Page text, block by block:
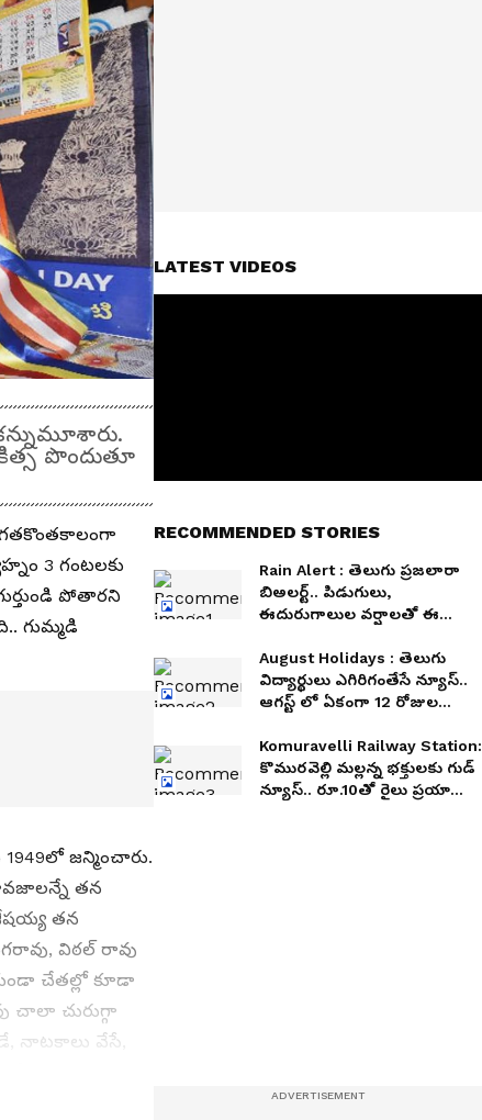
పొందుతూ
గతకొంతకాలంగా
3 గంటలకు
పోతారని
గుమ్మడి
జన్మించారు.
తన
తన
విఠల్‌ రావు
చేతల్లో కూడా
చాలా చురుగ్గా
నాటకాలు వేసే,
LATEST VIDEOS
RECOMMENDED STORIES
Rain Alert : తెలుగు ప్రజలారా
బిఅలర్ట్.. పిడుగులు,
ఈదురుగాలుల వర్షాలతో ఈ
August Holidays : తెలుగు
విద్యార్థులు ఎగిరిగంతేసే న్యూస్..
ఆగస్ట్ లో ఏకంగా 12 రోజుల
Komuravelli Railway Station:
కొమురవెల్లి మల్లన్న భక్తులకు గుడ్
న్యూస్.. రూ.10తో రైలు ప్రయాణం..